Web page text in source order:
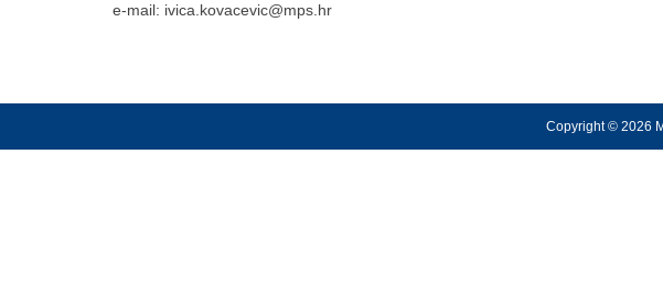
​e-mail: ivica.kovacevic@mps.hr
Copyright © 2026